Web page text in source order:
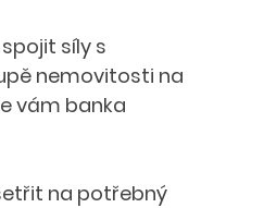
síly s
nemovitosti na
vám banka
na potřebný